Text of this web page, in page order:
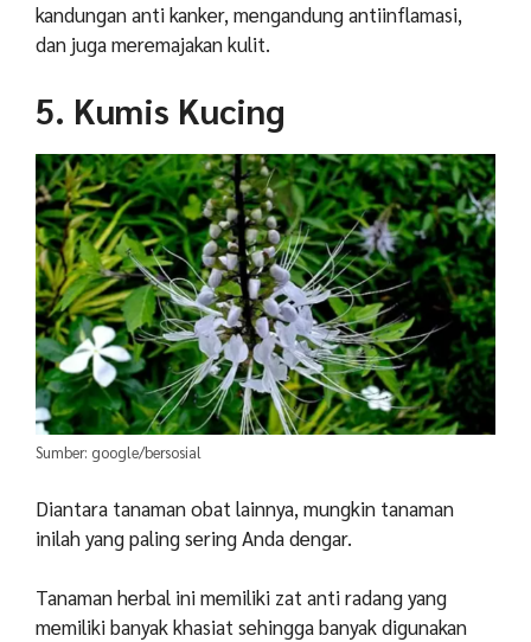
kandungan anti kanker, mengandung antiinflamasi,
dan juga meremajakan kulit.
5. Kumis Kucing
Sumber: google/bersosial
Diantara tanaman obat lainnya, mungkin tanaman
inilah yang paling sering Anda dengar.
Tanaman herbal ini memiliki zat anti radang yang
memiliki banyak khasiat sehingga banyak digunakan